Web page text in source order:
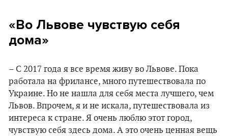
«Во Львове чувствую себя
дома»
– С 2017 года я все время живу во Львове. Пока
работала на фрилансе, много путешествовала по
Украине. Но не нашла для себя места лучшего, чем
Львов. Впрочем, я и не искала, путешествовала из
интереса к стране. Я очень люблю этот город,
чувствую себя здесь дома. А это очень ценная вещь